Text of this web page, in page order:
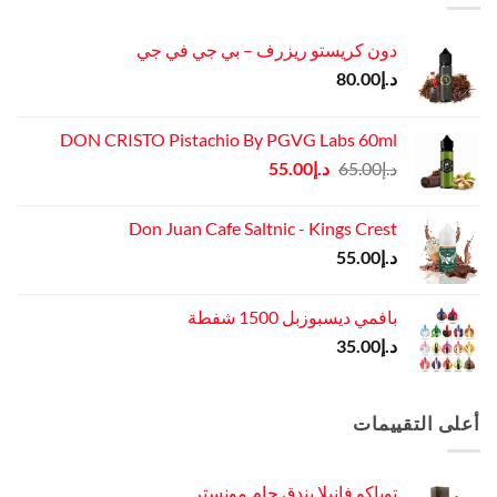
دون كريستو ريزرف – بي جي في جي
د.إ80.00
DON CRISTO Pistachio By PGVG Labs 60ml
د.إ65.00 السعر
د.إ65.00.
د.إ55.00السعر
د.إ55.00.
Don Juan Cafe Saltnic - Kings Crest
د.إ55.00
بافمي ديسبوزبل 1500 شفطة
د.إ35.00
أعلى التقييمات
توباكو فانيلا بندق جام مونستر